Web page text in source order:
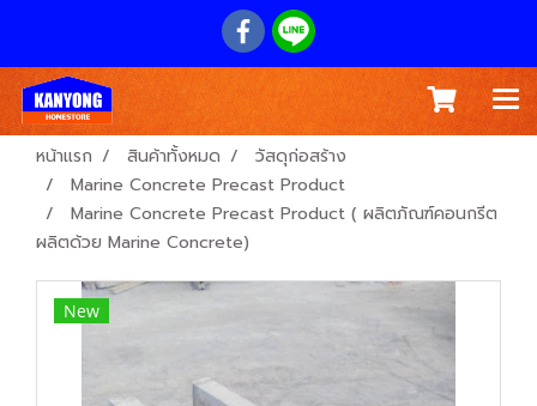
หน้าแรก สินค้าทั้งหมด
วัสดุก่อสร้าง
Marine Concrete Precast Product
Marine Concrete Precast Product ( ผลิตภัณฑ์คอนกรีต
ผลิตด้วย Marine Concrete)
New